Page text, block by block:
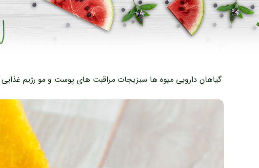
گیاهان دارویی میوه ها سبزیجات مراقبت های پوست و مو رژیم غذایی